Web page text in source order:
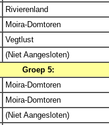
Rivierenland
Moira-Domtoren
Vegtlust
(Niet Aangesloten)
Groep 5:
Moira-Domtoren
Moira-Domtoren
(Niet Aangesloten)